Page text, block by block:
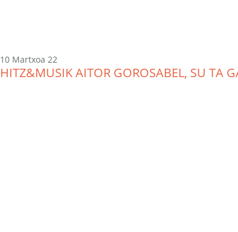
10 Martxoa 22
HITZ&MUSIK AITOR GOROSABEL, SU TA